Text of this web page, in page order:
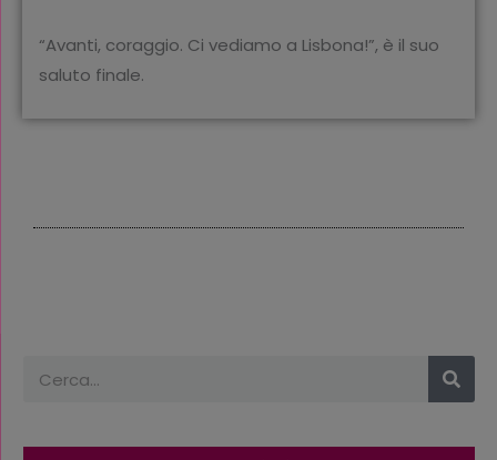
“Avanti, coraggio. Ci vediamo a Lisbona!”, è il suo
saluto finale.
Cerca